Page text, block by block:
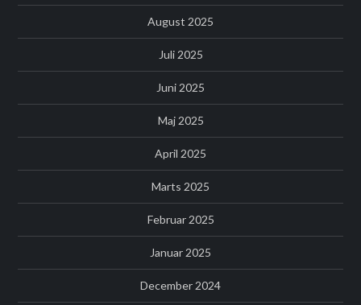
August 2025
Juli 2025
Juni 2025
Maj 2025
April 2025
Marts 2025
Februar 2025
Januar 2025
December 2024